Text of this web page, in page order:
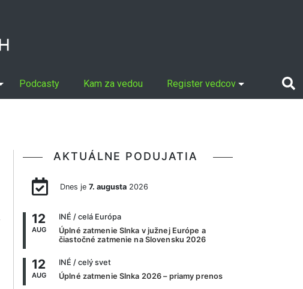
Podcasty Kam za vedou Register vedcov
AKTUÁLNE PODUJATIA
Dnes je 7. augusta2026
12
AUG
INÉ / celá Európa
Úplné zatmenie Slnka v južnej Európe a
čiastočné zatmenie na Slovensku 2026
12
AUG
INÉ / celý svet
Úplné zatmenie Slnka 2026 – priamy prenos